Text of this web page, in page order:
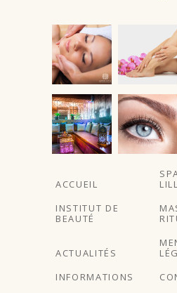
À partir de
ACCUEIL
INSTITUT DE
BEAUTÉ
ACTUALITÉS
INFORMATIONS